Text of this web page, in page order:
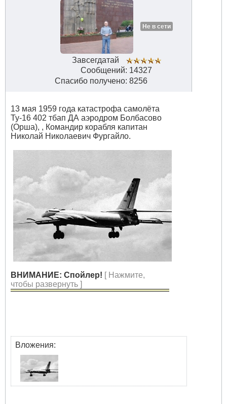
Не в сети
Завсегдатай
Сообщений: 14327
Спасибо получено: 8256
13 мая 1959 года катастрофа самолёта
Ту-16 402 тбап ДА аэродром Болбасово
(Орша), , Командир корабля капитан
Николай Николаевич Фургайло.
ВНИМАНИЕ: Спойлер! [ Нажмите,
чтобы развернуть ]
Вложения: